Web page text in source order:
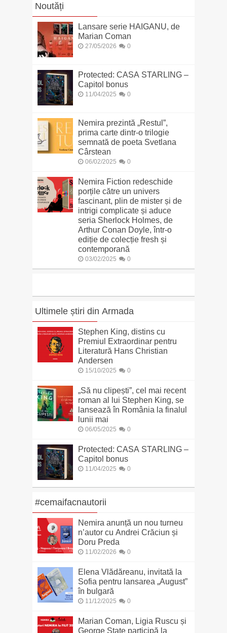
Noutăți
Lansare serie HAIGANU, de
Marian Coman
27/05/2026 0
Protected: CASA STARLING –
Capitol bonus
11/04/2025 0
Nemira prezintă „Restul”,
prima carte dintr-o trilogie
semnată de poeta Svetlana
Cârstean
06/02/2025 0
Nemira Fiction redeschide
porțile către un univers
fascinant, plin de mister și de
intrigi complicate și aduce
seria Sherlock Holmes, de
Arthur Conan Doyle, într-o
ediție de colecție fresh și
contemporană
03/02/2025 0
Ultimele știri din Armada
Stephen King, distins cu
Premiul Extraordinar pentru
Literatură Hans Christian
Andersen
15/10/2025 0
„Să nu clipești”, cel mai recent
roman al lui Stephen King, se
lansează în România la finalul
lunii mai
06/05/2025 0
Protected: CASA STARLING –
Capitol bonus
11/04/2025 0
#cemaifacnautorii
Nemira anunță un nou turneu
n’autor cu Andrei Crăciun și
Doru Preda
11/02/2026 0
Elena Vlădăreanu, invitată la
Sofia pentru lansarea „August”
în bulgară
11/12/2025 0
Marian Coman, Ligia Ruscu și
George State participă la